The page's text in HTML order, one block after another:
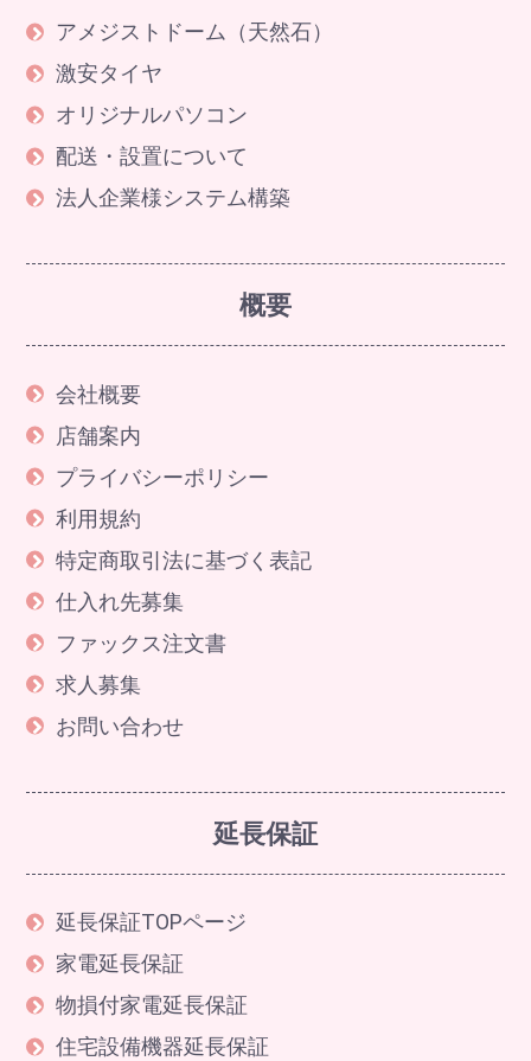
アメジストドーム（天然石）
激安タイヤ
オリジナルパソコン
配送・設置について
法人企業様システム構築
概要
会社概要
店舗案内
プライバシーポリシー
利用規約
特定商取引法に基づく表記
仕入れ先募集
ファックス注文書
求人募集
お問い合わせ
延長保証
延長保証TOPページ
家電延長保証
物損付家電延長保証
住宅設備機器延長保証